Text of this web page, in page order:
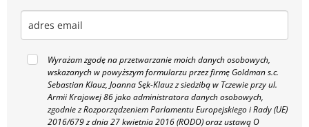
Wyrażam zgodę na przetwarzanie moich danych osobowych,
wskazanych w powyższym formularzu przez firmę Goldman s.c.
Sebastian Klauz, Joanna Sęk-Klauz z siedzibą w Tczewie przy ul.
Armii Krajowej 86 jako administratora danych osobowych,
zgodnie z Rozporządzeniem Parlamentu Europejskiego i Rady (UE)
2016/679 z dnia 27 kwietnia 2016 (RODO) oraz ustawą O